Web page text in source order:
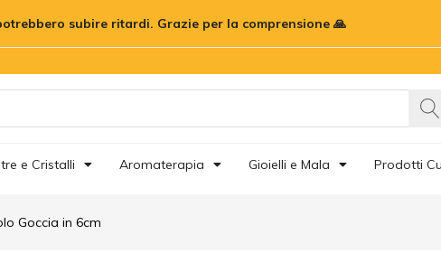
subire ritardi. Grazie per la comprensione 🙏
e Cristalli Aromaterapia Gioielli e Mala Prodotti
Goccia in 6cm
Recensioni (0)